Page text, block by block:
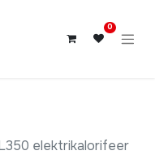
0
elektrikalorifeer